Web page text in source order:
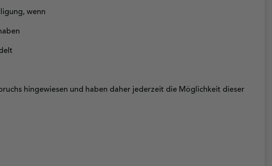
wenn
hingewiesen und haben daher jederzeit die Möglichkeit dieser